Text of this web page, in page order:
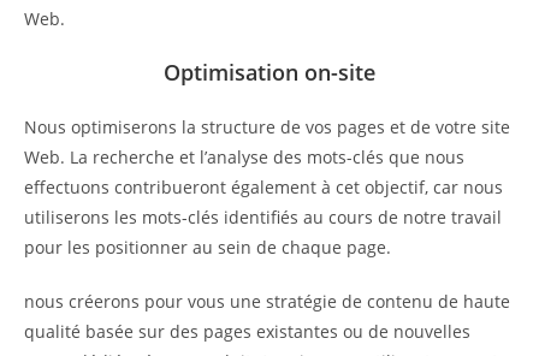
Web.
Optimisation on-site
Nous optimiserons la structure de vos pages et de votre site
Web. La recherche et l’analyse des mots-clés que nous
effectuons contribueront également à cet objectif, car nous
utiliserons les mots-clés identifiés au cours de notre travail
pour les positionner au sein de chaque page.
nous créerons pour vous une stratégie de contenu de haute
qualité basée sur des pages existantes ou de nouvelles